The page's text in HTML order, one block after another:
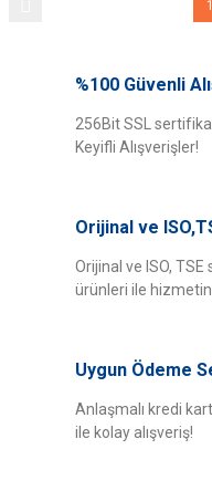
1
%100 Güvenli
256Bit SSL
Keyifli Alışverişler!
Orijinal ve
Orijinal ve ISO,
ürünleri ile
Uygun Ödeme
Anlaşmalı kredi
ile kolay alışveriş!